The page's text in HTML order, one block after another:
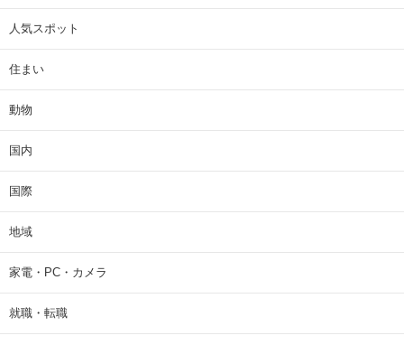
人気スポット
住まい
動物
国内
国際
地域
家電・PC・カメラ
就職・転職